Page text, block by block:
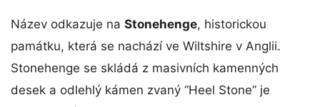
Název odkazuje na Stonehenge, historickou
památku, která se nachází ve Wiltshire v Anglii.
Stonehenge se skládá z masivních kamenných
desek a odlehlý kámen zvaný “Heel Stone” je